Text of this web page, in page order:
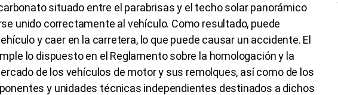
situado entre el parabrisas y el techo solar panorámico
unido correctamente al vehículo. Como resultado, puede
y caer en la carretera, lo que puede causar un accidente. El
lo dispuesto en el Reglamento sobre la homologación y la
de los vehículos de motor y sus remolques, así como de los
y unidades técnicas independientes destinados a dichos